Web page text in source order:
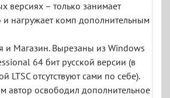
версиях – только занимает
и нагружает комп дополнительным
и Магазин. Вырезаны из Windows
64 бит русской версии (в
LTSC отсутствуют сами по себе).
автор освободил дополнительное